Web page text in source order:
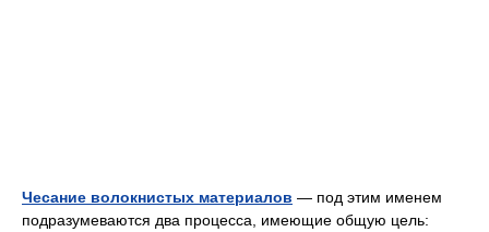
Чесание волокнистых материалов — под этим именем
подразумеваются два процесса, имеющие общую цель: